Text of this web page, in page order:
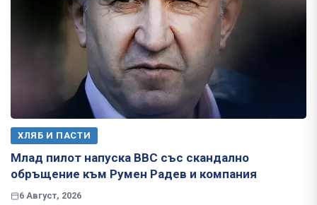
ХЛЯБ И ПАСТИ
Млад пилот напуска ВВС със скандално
обръщение към Румен Радев и компания
6 Август, 2026